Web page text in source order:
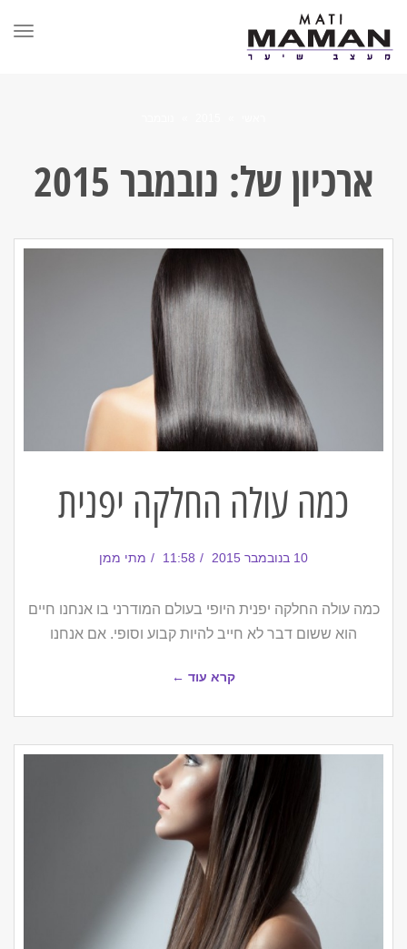
ארכיון של: נובמבר 2015
כמה עולה החלקה יפנית
10 בנובמבר 2015 11:58 מתי ממן
כמה עולה החלקה יפנית היופי בעולם המודרני בו אנחנו חיים
הוא ששום דבר לא חייב להיות קבוע וסופי. אם אנחנו
קרא עוד ←